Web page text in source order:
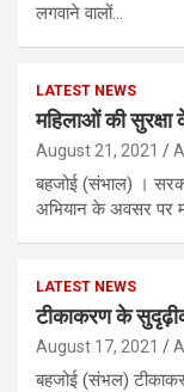
लगवाने वालों…
LATEST NEWS
महिलाओं की सुरक्षा
August 21, 2021
बहजोई (संभाल) ।
अभियान के अवसर पर
LATEST NEWS
टीकाकरण के
August 17, 2021
बहजोई (संभल)